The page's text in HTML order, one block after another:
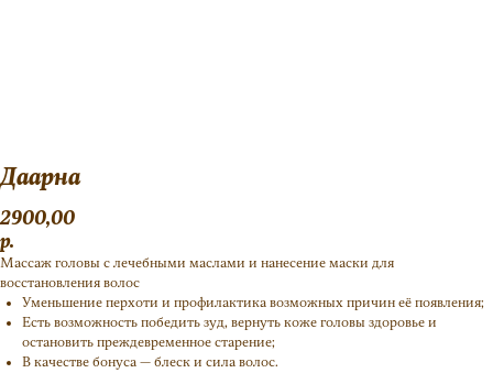
Даарна
2900,00
р.
Массаж головы с лечебными маслами и нанесение маски для
восстановления волос
Уменьшение перхоти и профилактика возможных причин её появления;
Есть возможность победить зуд, вернуть коже головы здоровье и
остановить преждевременное старение;
В качестве бонуса — блеск и сила волос.